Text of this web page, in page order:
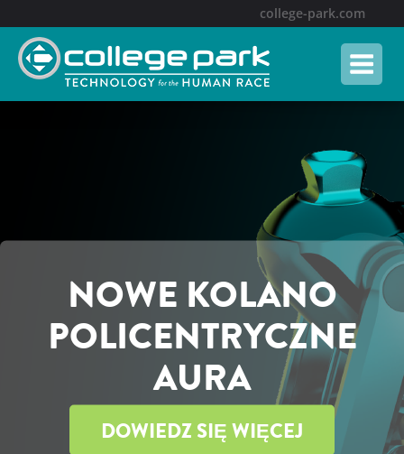
college-park.com
NOWE KOLANO
POLICENTRYCZNE
AURA
DOWIEDZ SIĘ WIĘCEJ